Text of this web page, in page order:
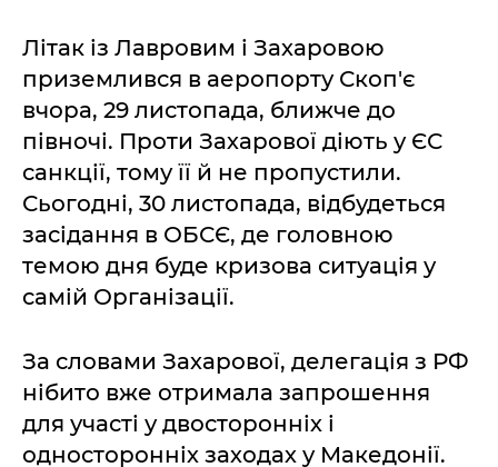
Літак із Лавровим і Захаровою
приземлився в аеропорту Скоп'є
вчора, 29 листопада, ближче до
півночі. Проти Захарової діють у ЄС
санкції, тому її й не пропустили.
Сьогодні, 30 листопада, відбудеться
засідання в ОБСЄ, де головною
темою дня буде кризова ситуація у
самій Організації.
За словами Захарової, делегація з РФ
нібито вже отримала запрошення
для участі у двосторонніх і
односторонніх заходах у Македонії.